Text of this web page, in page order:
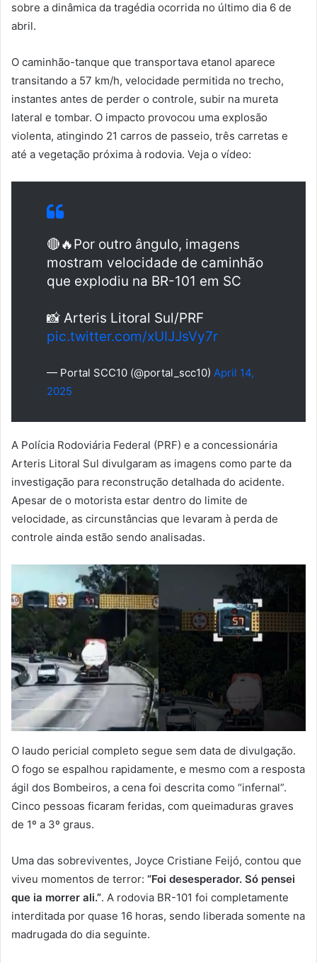
sobre a dinâmica da tragédia ocorrida no último dia 6 de
abril.
O caminhão-tanque que transportava etanol aparece
transitando a 57 km/h, velocidade permitida no trecho,
instantes antes de perder o controle, subir na mureta
lateral e tombar. O impacto provocou uma explosão
violenta, atingindo 21 carros de passeio, três carretas e
até a vegetação próxima à rodovia. Veja o vídeo:
🔴🔥Por outro ângulo, imagens
mostram velocidade de caminhão
que explodiu na BR-101 em SC
📸 Arteris Litoral Sul/PRF
pic.twitter.com/xUIJJsVy7r
— Portal SCC10 (@portal_scc10) April 14,
2025
A Polícia Rodoviária Federal (PRF) e a concessionária
Arteris Litoral Sul divulgaram as imagens como parte da
investigação para reconstrução detalhada do acidente.
Apesar de o motorista estar dentro do limite de
velocidade, as circunstâncias que levaram à perda de
controle ainda estão sendo analisadas.
O laudo pericial completo segue sem data de divulgação.
O fogo se espalhou rapidamente, e mesmo com a resposta
ágil dos Bombeiros, a cena foi descrita como “infernal”.
Cinco pessoas ficaram feridas, com queimaduras graves
de 1º a 3º graus.
Uma das sobreviventes, Joyce Cristiane Feijó, contou que
viveu momentos de terror: “Foi desesperador. Só pensei
que ia morrer ali.”. A rodovia BR-101 foi completamente
interditada por quase 16 horas, sendo liberada somente na
madrugada do dia seguinte.